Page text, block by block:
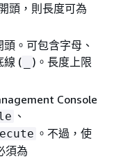
頭，則長度可為
。可包含字母、
線 (
)。長度上限
Console
、
。不過，使
須為